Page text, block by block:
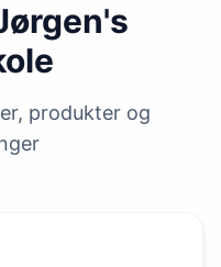
produkter og